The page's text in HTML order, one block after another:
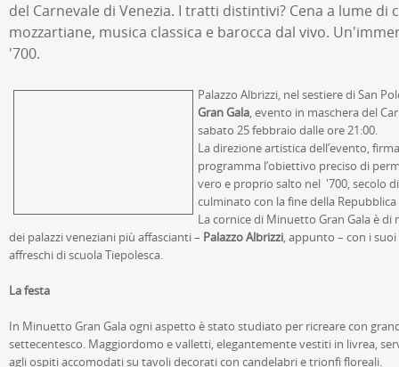
del Carnevale di Venezia. I tratti distintivi? Cena a lume di
mozzartiane, musica classica e barocca dal vivo.
'700.
Palazzo Albrizzi, nel sestiere di San
Gran Gala, evento in maschera del
sabato 25 febbraio dalle ore 21:00.
La direzione artistica dell’evento,
programma l’obiettivo preciso di
vero e proprio salto nel '700, secolo
culminato con la fine della Repubblica
La cornice di Minuetto Gran Gala è
dei palazzi veneziani più affascianti – Palazzo Albrizzi, appunto – con i
affreschi di scuola Tiepolesca.
La festa
In Minuetto Gran Gala ogni aspetto è stato studiato per ricreare con
settecentesco. Maggiordomo e valletti, elegantemente vestiti in livrea,
agli ospiti accomodati su tavoli decorati con candelabri e trionfi floreali.